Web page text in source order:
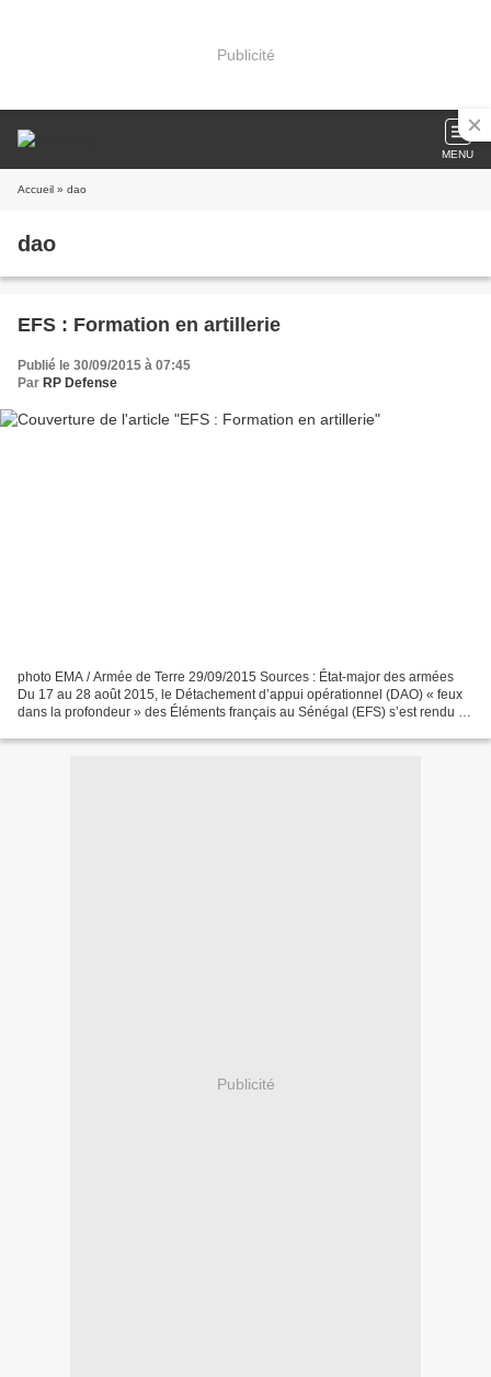
Publicité
MENU
Accueil » dao
dao
EFS : Formation en artillerie
Publié le 30/09/2015 à 07:45
Par RP Defense
photo EMA / Armée de Terre 29/09/2015 Sources : État-major des armées
Du 17 au 28 août 2015, le Détachement d’appui opérationnel (DAO) « feux
dans la profondeur » des Éléments français au Sénégal (EFS) s’est rendu au
Publicité